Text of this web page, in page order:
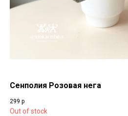
Сенполия Розовая нега
299 р
Out of stock